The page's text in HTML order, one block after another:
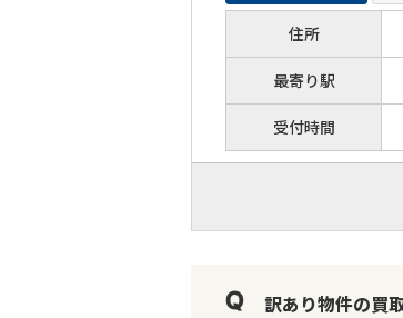
住所
最寄り駅
受付時間
訳あり物件の買